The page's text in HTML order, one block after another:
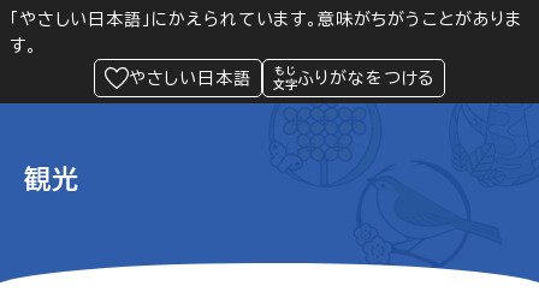
「やさしい日本語」にかえられています。意味がちがうことがありま
す。
やさしい日本語
ふりがなをつける
Language 閲覧支援
緊急情報
観光